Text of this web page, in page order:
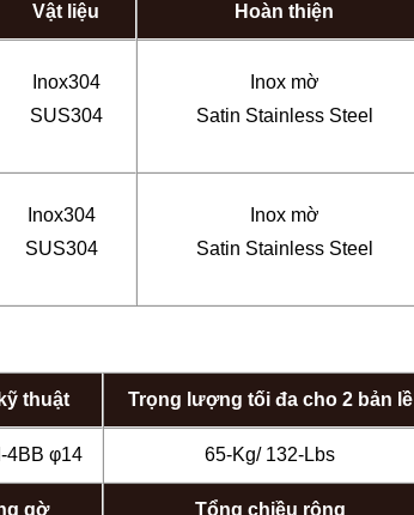
Vật liệu Hoàn thiện
Inox304
SUS304
Inox mờ
Satin Stainless Steel
Inox304
SUS304
Inox mờ
Satin Stainless Steel
thuật Trọng lượng tối đa cho 2 bản lề
4BB φ14 65-Kg/ 132-Lbs
gờ Tổng chiều rộng